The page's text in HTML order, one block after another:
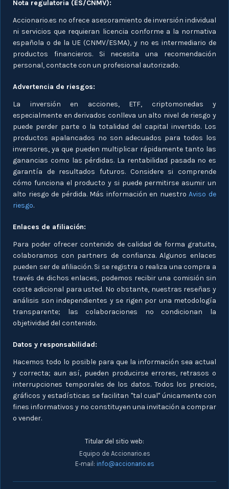
Nota regulatoria (ES/CNMV):
Accionario.es no ofrece asesoramiento de inversión individual
ni servicios que requieran licencia conforme a la normativa
española o de la UE (CNMV/ESMA), y no es intermediario de
productos financieros. Si necesita una recomendación
personal, contacte con un profesional autorizado.
Advertencia de riesgos:
La inversión en acciones, ETF, criptomonedas y
especialmente en derivados conlleva un alto nivel de riesgo y
puede perder parte o la totalidad del capital invertido. Los
productos apalancados no son adecuados para todos los
inversores, ya que pueden multiplicar rápidamente tanto las
ganancias como las pérdidas. La rentabilidad pasada no es
garantía de resultados futuros. Considere si comprende
cómo funciona el producto y si puede permitirse asumir un
alto riesgo de pérdida. Más información en nuestroAviso de
riesgo.
Enlaces de afiliación:
Para poder ofrecer contenido de calidad de forma gratuita,
colaboramos con partners de confianza. Algunos enlaces
pueden ser de afiliación. Si se registra o realiza una compra a
través de dichos enlaces, podemos recibir una comisión sin
coste adicional para usted. No obstante, nuestras reseñas y
análisis son independientes y se rigen por una metodología
transparente; las colaboraciones no condicionan la
objetividad del contenido.
Datos y responsabilidad:
Hacemos todo lo posible para que la información sea actual
y correcta; aun así, pueden producirse errores, retrasos o
interrupciones temporales de los datos. Todos los precios,
gráficos y estadísticas se facilitan "tal cual" únicamente con
fines informativos y no constituyen una invitación a comprar
o vender.
Titular del sitio web:
Equipo de Accionario.es
E‑mail: info@accionario.es